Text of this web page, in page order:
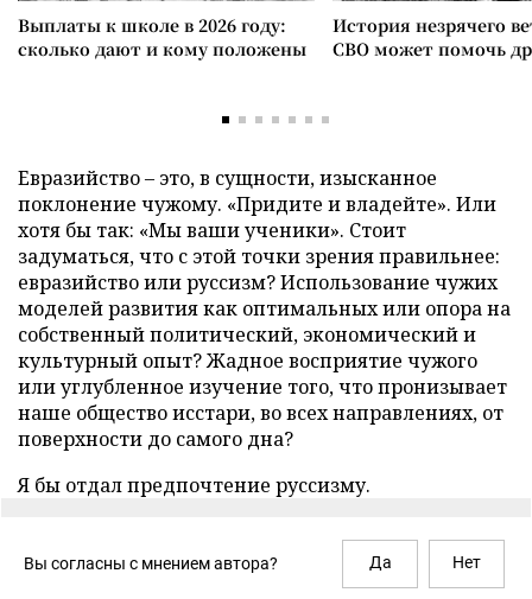
Выплаты к школе в 2026 году:
сколько дают и кому положены
История незрячего
СВО может помочь
Евразийство – это, в сущности, изысканное
поклонение чужому. «Придите и владейте». Или
хотя бы так: «Мы ваши ученики». Стоит
задуматься, что с этой точки зрения правильнее:
евразийство или руссизм? Использование чужих
моделей развития как оптимальных или опора на
собственный политический, экономический и
культурный опыт? Жадное восприятие чужого
или углубленное изучение того, что пронизывает
наше общество исстари, во всех направлениях, от
поверхности до самого дна?
Я бы отдал предпочтение руссизму.
Вы согласны с мнением автора? Да Нет